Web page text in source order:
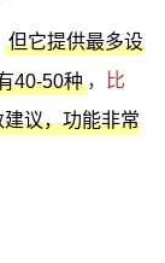
但它提供最多设
40-50种 ，
比
议，功能非常